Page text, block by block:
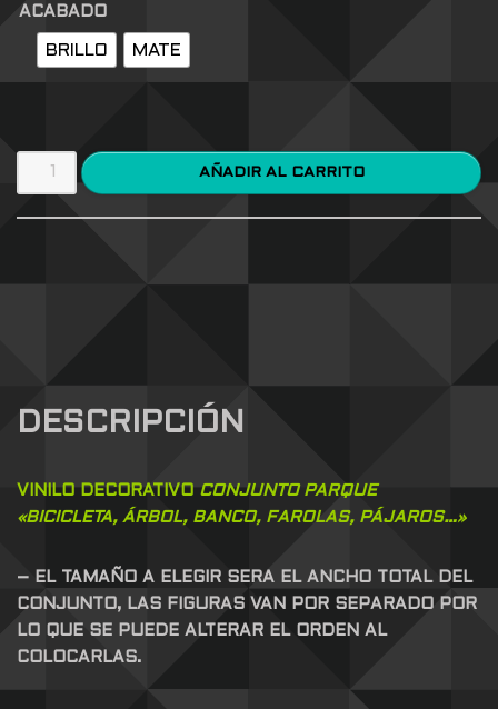
ACABADO
BRILLO MATE
AÑADIR AL CARRITO
DESCRIPCIÓN
VINILO DECORATIVOCONJUNTO PARQUE
«BICICLETA, ÁRBOL, BANCO, FAROLAS, PÁJAROS…»
– EL TAMAÑO A ELEGIR SERA EL ANCHO TOTAL DEL
CONJUNTO, LAS FIGURAS VAN POR SEPARADO POR
LO QUE SE PUEDE ALTERAR EL ORDEN AL
COLOCARLAS.